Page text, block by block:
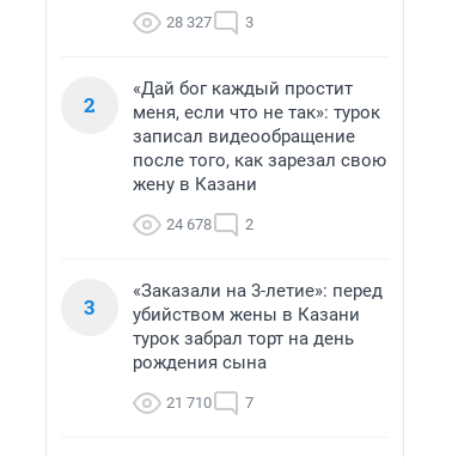
28 327 3
2
«Дай бог каждый простит
меня, если что не так»: турок
записал видеообращение
после того, как зарезал свою
жену в Казани
24 678 2
3
«Заказали на 3-летие»: перед
убийством жены в Казани
турок забрал торт на день
рождения сына
21 710 7